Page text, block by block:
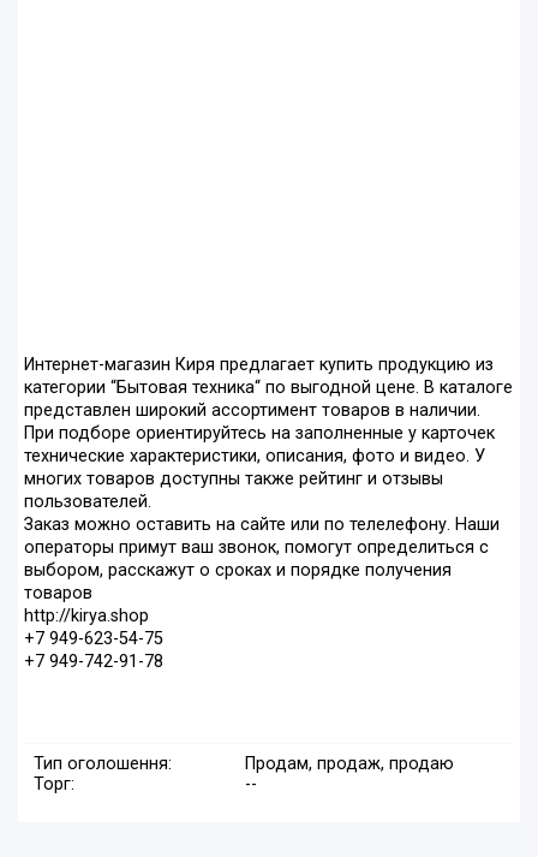
Интернет-магазин Киря предлагает купить продукцию из
категории “Бытовая техника“ по выгодной цене. В каталоге
представлен широкий ассортимент товаров в наличии.
При подборе ориентируйтесь на заполненные у карточек
технические характеристики, описания, фото и видео. У
многих товаров доступны также рейтинг и отзывы
пользователей.
Заказ можно оставить на сайте или по телелефону. Наши
операторы примут ваш звонок, помогут определиться с
выбором, расскажут о сроках и порядке получения
товаров
http://kirya.shop
+7 949-623-54-75
+7 949-742-91-78
Тип оголошення:
Продам, продаж, продаю
Торг:
--